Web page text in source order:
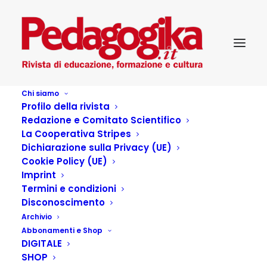
Chi siamo
Profilo della rivista
Redazione e Comitato Scientifico
La Cooperativa Stripes
Dichiarazione sulla Privacy (UE)
Cookie Policy (UE)
Imprint
Termini e condizioni
Disconoscimento
Archivio
Abbonamenti e Shop
DIGITALE
SHOP
Incontri con
PEDAGOGIKA.IT
I contributi che seguiranno in queste pagine sono frutto